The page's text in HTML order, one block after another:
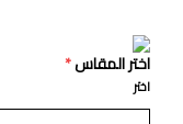
اختر المقاس*
اختر